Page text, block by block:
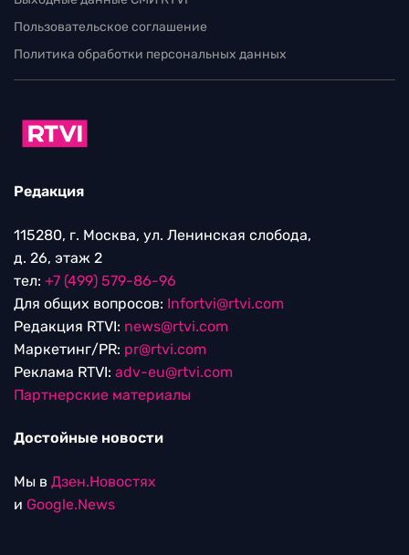
Пользовательское соглашение
Политика обработки персональных данных
Редакция
115280, г. Москва, ул. Ленинская слобода,
д. 26, этаж 2
тел: +7 (499) 579-86-96
Для общих вопросов: Infortvi@rtvi.com
Редакция RTVI: news@rtvi.com
Маркетинг/PR: pr@rtvi.com
Реклама RTVI: adv-eu@rtvi.com
Партнерские материалы
Достойные новости
Мы в Дзен.Новостях
и Google.News